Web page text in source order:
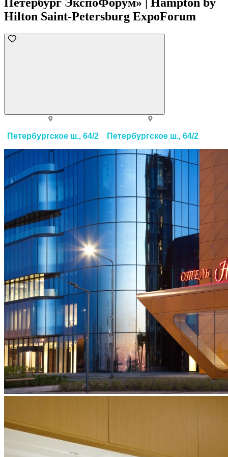
Петербург ЭкспоФорум» | Hampton by
Hilton Saint-Petersburg ExpoForum
Петербургское ш., 64/2 Петербургское ш., 64/2